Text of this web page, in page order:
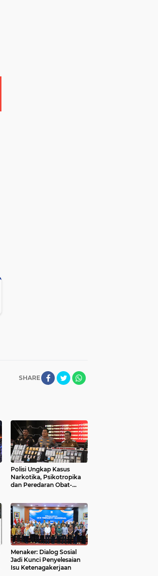
SHARE
Polisi Ungkap Kasus
Narkotika, Psikotropika
dan Peredaran Obat-
Menaker: Dialog Sosial
Jadi Kunci Penyelesaian
Isu Ketenagakerjaan